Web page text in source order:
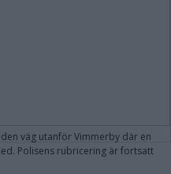
väg utanför Vimmerby där en
Polisens rubricering är fortsatt